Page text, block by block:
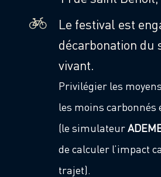
Le festival est
décarbonation du
vivant.
Privilégier les
les moins carbonnés
(le simulateur
de calculer l’impact
trajet).